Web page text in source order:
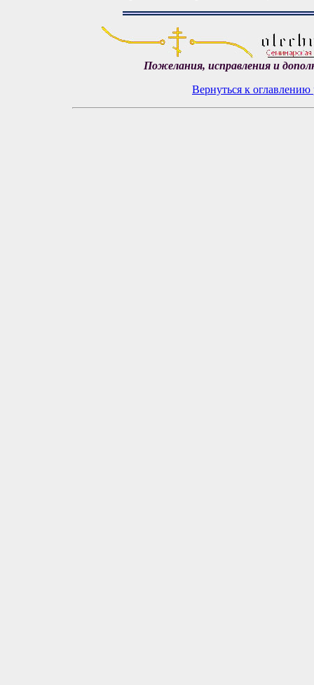
Пожелания, исправления и
Вернуться к оглавлению